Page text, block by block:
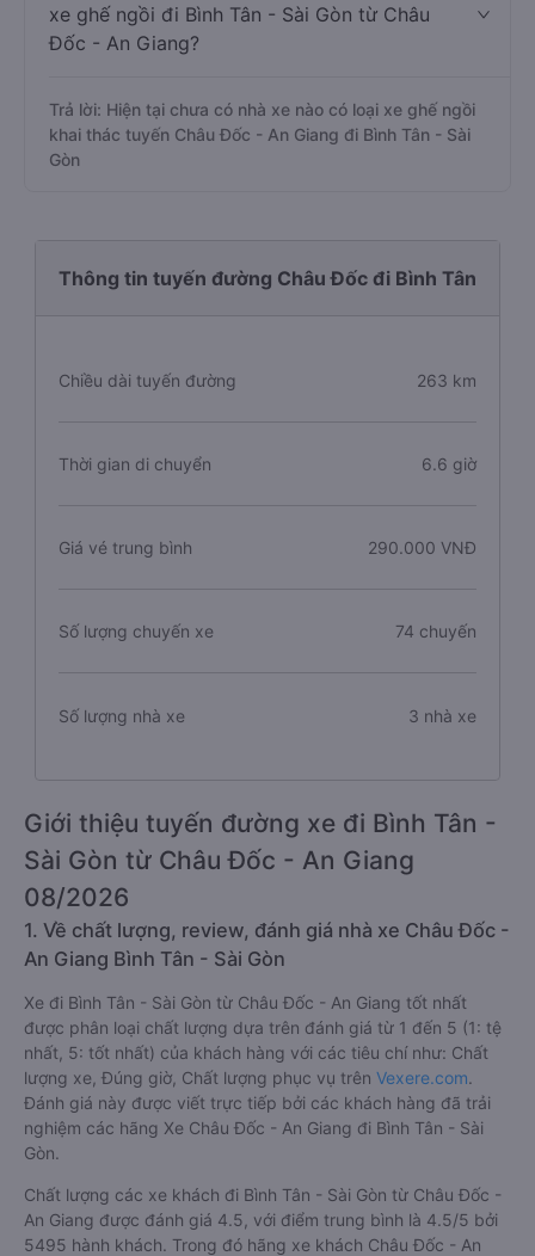
xe ghế ngồi đi Bình Tân - Sài Gòn từ Châu
Đốc - An Giang?
Trả lời: Hiện tại chưa có nhà xe nào có loại xe ghế ngồi
khai thác tuyến Châu Đốc - An Giang đi Bình Tân - Sài
Gòn
Thông tin tuyến đường Châu Đốc đi Bình Tân
Chiều dài tuyến đường 263 km
Thời gian di chuyển 6.6 giờ
Giá vé trung bình 290.000 VNĐ
Số lượng chuyến xe 74 chuyến
Số lượng nhà xe 3 nhà xe
Giới thiệu tuyến đường xe đi Bình Tân -
Sài Gòn từ Châu Đốc - An Giang
08/2026
1. Về chất lượng, review, đánh giá nhà xe Châu Đốc -
An Giang Bình Tân - Sài Gòn
Xe đi Bình Tân - Sài Gòn từ Châu Đốc - An Giang tốt nhất
được phân loại chất lượng dựa trên đánh giá từ 1 đến 5 (1: tệ
nhất, 5: tốt nhất) của khách hàng với các tiêu chí như: Chất
lượng xe, Đúng giờ, Chất lượng phục vụ trên Vexere.com.
Đánh giá này được viết trực tiếp bởi các khách hàng đã trải
nghiệm các hãng Xe Châu Đốc - An Giang đi Bình Tân - Sài
Gòn.
Chất lượng các xe khách đi Bình Tân - Sài Gòn từ Châu Đốc -
An Giang được đánh giá 4.5, với điểm trung bình là 4.5/5 bởi
5495 hành khách. Trong đó hãng xe khách Châu Đốc - An